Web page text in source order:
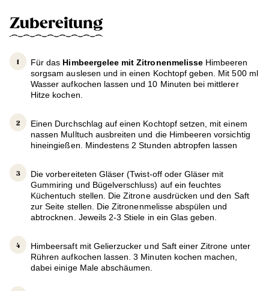
Zubereitung
Für das Himbeergelee mit Zitronenmelisse Himbeeren
sorgsam auslesen und in einen Kochtopf geben. Mit 500 ml
Wasser aufkochen lassen und 10 Minuten bei mittlerer
Hitze kochen.
Einen Durchschlag auf einen Kochtopf setzen, mit einem
nassen Mulltuch ausbreiten und die Himbeeren vorsichtig
hineingießen. Mindestens 2 Stunden abtropfen lassen
Die vorbereiteten Gläser (Twist-off oder Gläser mit
Gummiring und Bügelverschluss) auf ein feuchtes
Küchentuch stellen. Die Zitrone ausdrücken und den Saft
zur Seite stellen. Die Zitronenmelisse abspülen und
abtrocknen. Jeweils 2-3 Stiele in ein Glas geben.
Himbeersaft mit Gelierzucker und Saft einer Zitrone unter
Rühren aufkochen lassen. 3 Minuten kochen machen,
dabei einige Male abschäumen.